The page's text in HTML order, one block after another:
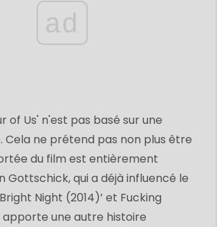
ad
of Us' n'est pas basé sur une
Cela ne prétend pas non plus être
du film est entièrement
Gottschick, qui a déjà influencé le
Night (2014)’ et Fucking
apporte une autre histoire